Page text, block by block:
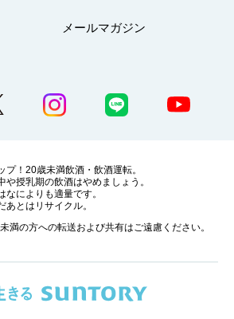
メールマガジン
プ！20歳未満飲酒・飲酒運転。
や授乳期の飲酒はやめましょう。
なによりも適量です。
あとはリサイクル。
満の方への転送および共有はご遠慮ください。